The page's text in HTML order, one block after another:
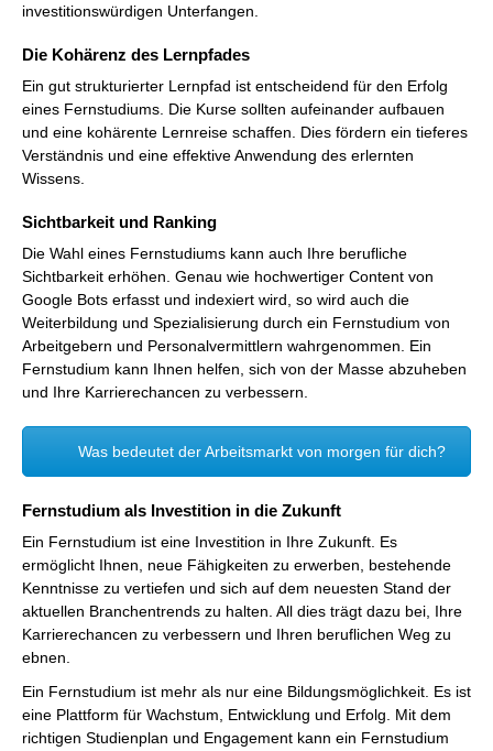
investitionswürdigen Unterfangen.
Die Kohärenz des Lernpfades
Ein gut strukturierter Lernpfad ist entscheidend für den Erfolg
eines Fernstudiums. Die Kurse sollten aufeinander aufbauen
und eine kohärente Lernreise schaffen. Dies fördern ein tieferes
Verständnis und eine effektive Anwendung des erlernten
Wissens.
Sichtbarkeit und Ranking
Die Wahl eines Fernstudiums kann auch Ihre berufliche
Sichtbarkeit erhöhen. Genau wie hochwertiger Content von
Google Bots erfasst und indexiert wird, so wird auch die
Weiterbildung und Spezialisierung durch ein Fernstudium von
Arbeitgebern und Personalvermittlern wahrgenommen. Ein
Fernstudium kann Ihnen helfen, sich von der Masse abzuheben
und Ihre Karrierechancen zu verbessern.
Was bedeutet der Arbeitsmarkt von morgen für dich?
Fernstudium als Investition in die Zukunft
Ein Fernstudium ist eine Investition in Ihre Zukunft. Es
ermöglicht Ihnen, neue Fähigkeiten zu erwerben, bestehende
Kenntnisse zu vertiefen und sich auf dem neuesten Stand der
aktuellen Branchentrends zu halten. All dies trägt dazu bei, Ihre
Karrierechancen zu verbessern und Ihren beruflichen Weg zu
ebnen.
Ein Fernstudium ist mehr als nur eine Bildungsmöglichkeit. Es ist
eine Plattform für Wachstum, Entwicklung und Erfolg. Mit dem
richtigen Studienplan und Engagement kann ein Fernstudium